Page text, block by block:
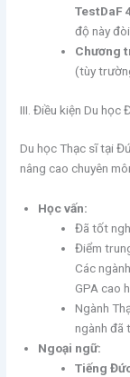
TestDaF
độ này
Chương
(tùy
III. Điều kiện Du học
Du học Thạc sĩ tại
nâng cao chuyên
Học vấn:
Đã tốt
Điểm
Các
GPA cao
Ngành
ngành đã
Ngoại ngữ:
Tiếng